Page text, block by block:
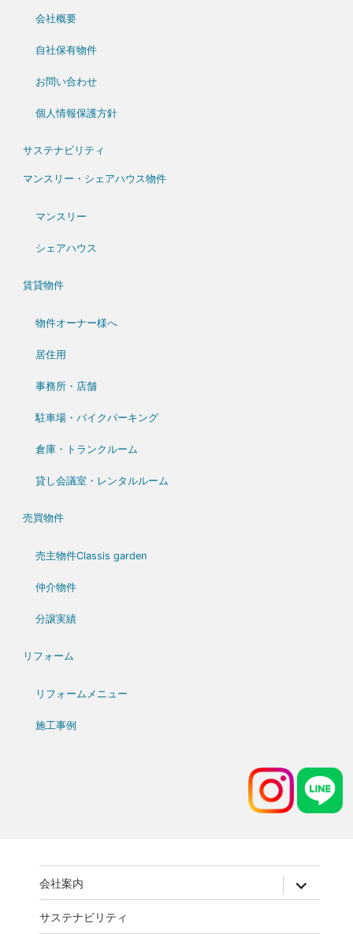
会社概要
自社保有物件
お問い合わせ
個人情報保護方針
サステナビリティ
マンスリー・シェアハウス物件
マンスリー
シェアハウス
賃貸物件
物件オーナー様へ
居住用
事務所・店舗
駐車場・バイクパーキング
倉庫・トランクルーム
貸し会議室・レンタルルーム
売買物件
売主物件Classis garden
仲介物件
分譲実績
リフォーム
リフォームメニュー
施工事例
会社案内 expand
child
menu
サステナビリティ